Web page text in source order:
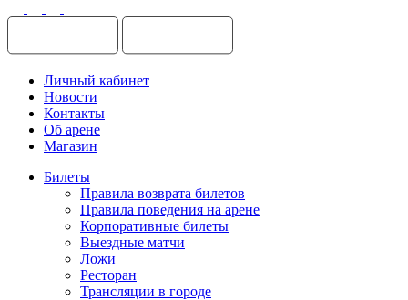
Личный кабинет
Новости
Контакты
Об арене
Магазин
Билеты
Правила возврата билетов
Правила поведения на арене
Корпоративные билеты
Выездные матчи
Ложи
Ресторан
Трансляции в городе